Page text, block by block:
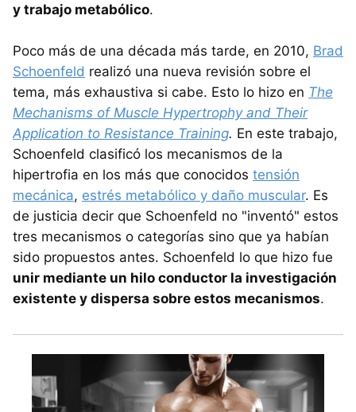
y trabajo metabólico.
Poco más de una década más tarde, en 2010, Brad
Schoenfeld realizó una nueva revisión sobre el
tema, más exhaustiva si cabe. Esto lo hizo en The
Mechanisms of Muscle Hypertrophy and Their
Application to Resistance Training. En este trabajo,
Schoenfeld clasificó los mecanismos de la
hipertrofia en los más que conocidos tensión
mecánica, estrés metabólico y daño muscular. Es
de justicia decir que Schoenfeld no "inventó" estos
tres mecanismos o categorías sino que ya habían
sido propuestos antes. Schoenfeld lo que hizo fue
unir mediante un hilo conductor la investigación
existente y dispersa sobre estos mecanismos.